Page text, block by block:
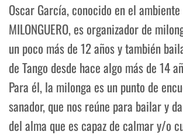
tsA
pp
bo
ok
pa
rtir
Oscar García, conocido en el ambiente
MILONGUERO, es organizador de
un poco más de 12 años y también
de Tango desde hace algo más de 14
Para él, la milonga es un punto de
sanador, que nos reúne para bailar y
del alma que es capaz de calmar y/o